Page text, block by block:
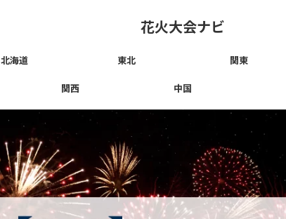
花火大会ナビ
北海道 東北 関東
関西 中国